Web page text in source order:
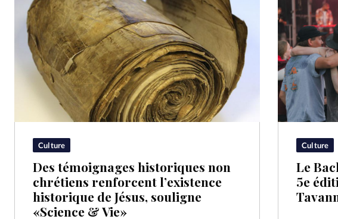
Culture
Des témoignages historiques non
chrétiens renforcent l’existence
historique de Jésus, souligne
«Science & Vie»
Culture
Le
5e